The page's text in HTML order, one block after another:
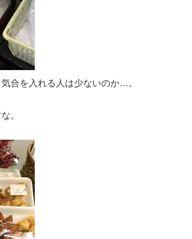
合を入れる人は少ないのか…。
。